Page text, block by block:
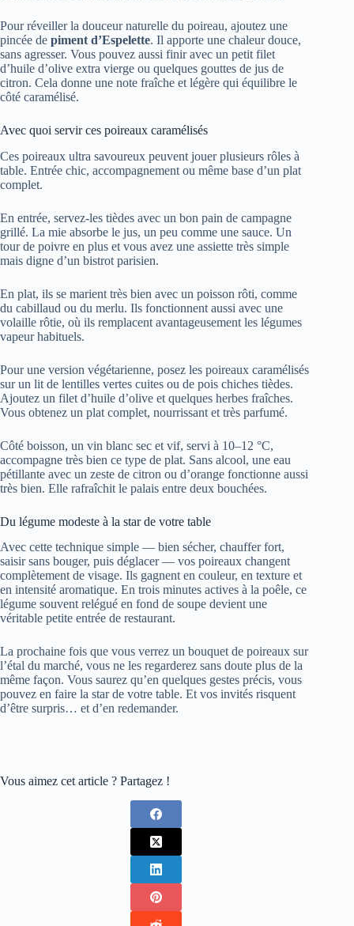
Pour réveiller la douceur naturelle du poireau, ajoutez une
pincée de piment d’Espelette. Il apporte une chaleur douce,
sans agresser. Vous pouvez aussi finir avec un petit filet
d’huile d’olive extra vierge ou quelques gouttes de jus de
citron. Cela donne une note fraîche et légère qui équilibre le
côté caramélisé.
Avec quoi servir ces poireaux caramélisés
Ces poireaux ultra savoureux peuvent jouer plusieurs rôles à
table. Entrée chic, accompagnement ou même base d’un plat
complet.
En entrée, servez-les tièdes avec un bon pain de campagne
grillé. La mie absorbe le jus, un peu comme une sauce. Un
tour de poivre en plus et vous avez une assiette très simple
mais digne d’un bistrot parisien.
En plat, ils se marient très bien avec un poisson rôti, comme
du cabillaud ou du merlu. Ils fonctionnent aussi avec une
volaille rôtie, où ils remplacent avantageusement les légumes
vapeur habituels.
Pour une version végétarienne, posez les poireaux caramélisés
sur un lit de lentilles vertes cuites ou de pois chiches tièdes.
Ajoutez un filet d’huile d’olive et quelques herbes fraîches.
Vous obtenez un plat complet, nourrissant et très parfumé.
Côté boisson, un vin blanc sec et vif, servi à 10–12 °C,
accompagne très bien ce type de plat. Sans alcool, une eau
pétillante avec un zeste de citron ou d’orange fonctionne aussi
très bien. Elle rafraîchit le palais entre deux bouchées.
Du légume modeste à la star de votre table
Avec cette technique simple — bien sécher, chauffer fort,
saisir sans bouger, puis déglacer — vos poireaux changent
complètement de visage. Ils gagnent en couleur, en texture et
en intensité aromatique. En trois minutes actives à la poêle, ce
légume souvent relégué en fond de soupe devient une
véritable petite entrée de restaurant.
La prochaine fois que vous verrez un bouquet de poireaux sur
l’étal du marché, vous ne les regarderez sans doute plus de la
même façon. Vous saurez qu’en quelques gestes précis, vous
pouvez en faire la star de votre table. Et vos invités risquent
d’être surpris… et d’en redemander.
Vous aimez cet article ? Partagez !